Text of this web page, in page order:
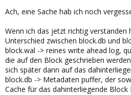
Ach, eine Sache hab ich noch
Wenn ich das jetzt richtig verstanden
Unterschied zwischen block.db und
block.wal -> reines write ahead log,
die auf den Block geschrieben
sich später dann auf das
block.db -> Metadaten puffer, der
Cache für das dahinterliegende